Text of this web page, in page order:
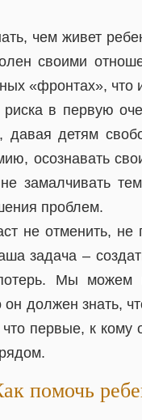
чем живет
своими
«фронтах», что
риска в первую
давая детям
осознавать
замалчивать
проблем.
не отменить,
задача –
Мы можем
он должен знать,
первые, к кому
помочь